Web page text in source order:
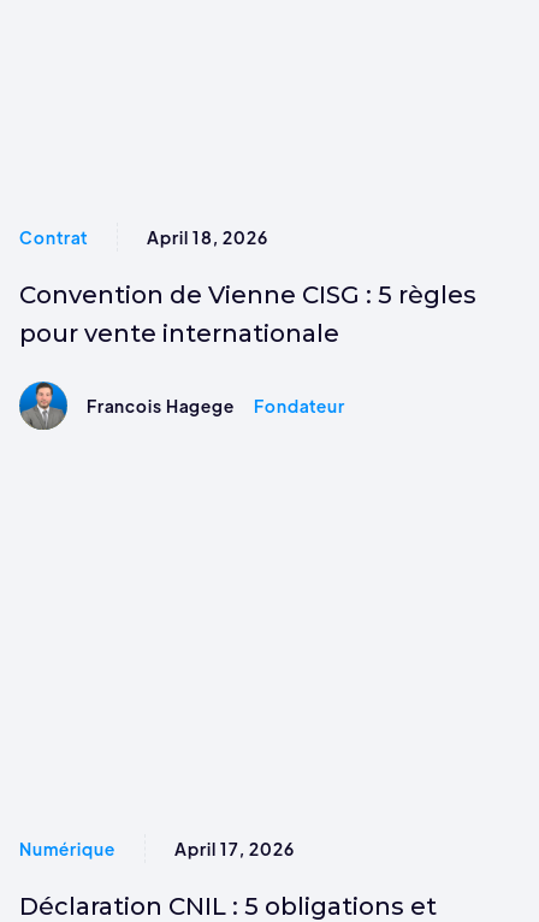
Contrat April 18, 2026
Convention de Vienne CISG : 5 règles
pour vente internationale
Francois Hagege Fondateur
Numérique April 17, 2026
Déclaration CNIL : 5 obligations et